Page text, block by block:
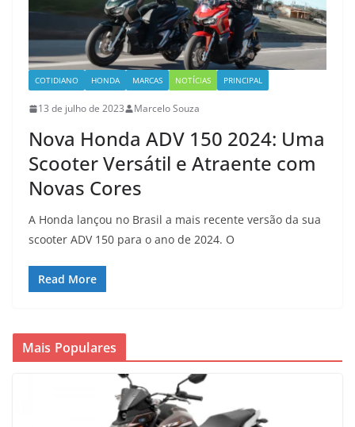
COTIDIANO HONDA MARCAS NOTÍCIAS PRINCIPAL
13 de julho de 2023 Marcelo Souza
Nova Honda ADV 150 2024: Uma
Scooter Versátil e Atraente com
Novas Cores
A Honda lançou no Brasil a mais recente versão da sua
scooter ADV 150 para o ano de 2024. O
Read More
Mais Populares